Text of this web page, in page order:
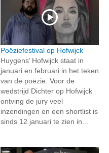
Poëziefestival op Hofwijck
Huygens’ Hofwijck staat in
januari en februari in het teken
van de poëzie. Voor de
wedstrijd Dichter op Hofwijck
ontving de jury veel
inzendingen en een shortlist is
sinds 12 januari te zien in...